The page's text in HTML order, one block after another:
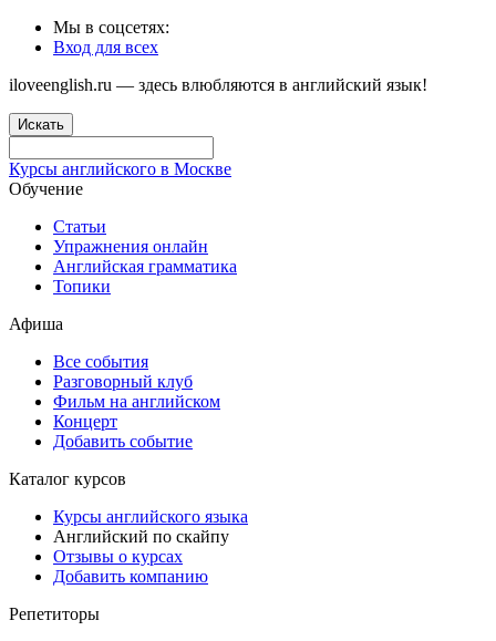
Мы в соцсетях:
Вход для всех
iloveenglish.ru — здесь влюбляются в английский язык!
Искать
Курсы английского в Москве
Обучение
Статьи
Упражнения онлайн
Английская грамматика
Топики
Афиша
Все события
Разговорный клуб
Фильм на английском
Концерт
Добавить событие
Каталог курсов
Курсы английского языка
Английский по скайпу
Отзывы о курсах
Добавить компанию
Репетиторы